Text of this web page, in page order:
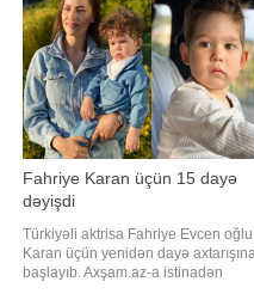
sonra jurnalistlərlə söhbət edən
Altuğa bir junalist "qırmızı
geyinmisiniz
Fahriye Karan üçün 15 dayə
dəyişdi
Türkiyəli aktrisa Fahriye Evcen oğlu
Karan üçün yenidən dayə axtarışına
başlayıb. Axşam.az-a istinadən